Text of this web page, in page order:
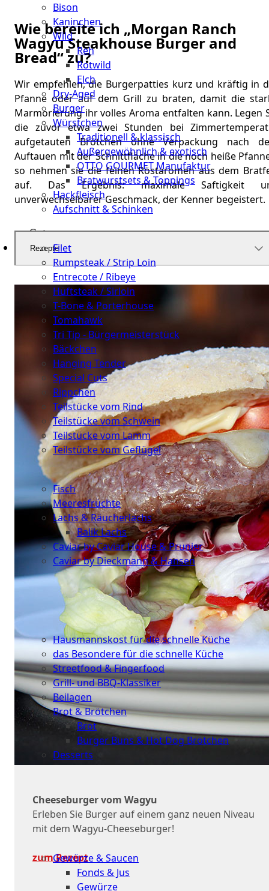
Bison
Kaninchen
Wild
Reh
Rotwild
Elch
Dry-Aged
Burger
Würstchen
Traditionell & klassisch
Außergewöhnlich & exotisch
OTTO GOURMET Manufaktur
Bratwurstsets & Toppings
Hackfleisch
Aufschnitt & Schinken
Cuts
Filet
Rumpsteak / Strip Loin
Entrecote / Ribeye
Hüftsteak / Sirloin
T-Bone & Porterhouse
Tomahawk
Tri Tip - Bürgermeisterstück
Bäckchen
Hanging Tender
Special Cuts
Rippchen
Teilstücke vom Rind
Teilstücke vom Schwein
Teilstücke vom Lamm
Teilstücke vom Geflügel
Seafood
Fisch
Meeresfrüchte
Lachs & Räucherlachs
Balik Lachs
Caviar by Caviar House & Prunier
Caviar by Dieckmann & Hansen
Probierpakete
Schnelle
Hausmannskost für die schnelle Küche
das Besondere für die schnelle Küche
Streetfood & Fingerfood
Grill- und BBQ-Klassiker
Beilagen
Brot & Brötchen
Brot
Burger Buns & Hot Dog Brötchen
Desserts
Sale
&
Gewürze & Saucen
Fonds & Jus
Gewürze
Wie bereite ich „Morgan Ranch
Wagyu Steakhouse Burger and
Bread“ zu?
Wir empfehlen, die Burgerpatties kurz und kräftig in
Pfanne oder auf dem Grill zu braten, damit die
Marmorierung ihr volles Aroma entfalten kann. Legen
die zuvor etwa zwei Stunden bei
aufgetauten Brötchen ohne Verpackung nach
Auftauen mit der Schnittfläche in die noch heiße
so nehmen sie die feinen Röstaromen aus dem
auf. Das Ergebnis: maximale Saftigkeit
unverwechselbarer Geschmack, der Kenner begeistert.
Rezepte
Cheeseburger vom Wagyu
Erleben Sie Burger auf einem ganz neuen Niveau
mit dem Wagyu-Cheeseburger!
zum Rezept